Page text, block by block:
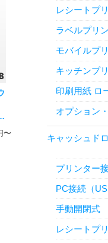
〜
レシートプ
ラベルプリ
モバイルプ
キッチンプ
印刷用紙 ロ
オプション
キャッシュド
プリンター
PC接続（
手動開閉式
レシートプ